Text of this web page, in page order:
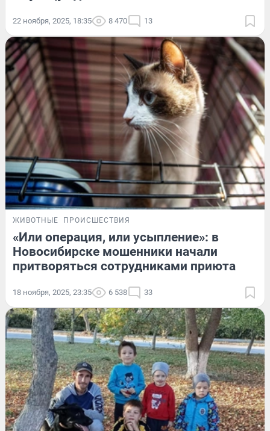
22 ноября, 2025, 18:35 8 470 13
ЖИВОТНЫЕ ПРОИСШЕСТВИЯ
«Или операция, или усыпление»: в
Новосибирске мошенники начали
притворяться сотрудниками приюта
18 ноября, 2025, 23:35 6 538 33